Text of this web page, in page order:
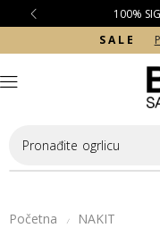
100%
S A L E
Pronađite ogrlicu
Početna / NAKIT